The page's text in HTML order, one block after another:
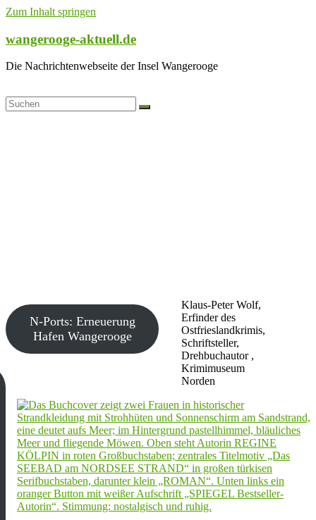
Zum Inhalt springen
wangerooge-aktuell.de
Die Nachrichtenwebseite der Insel Wangerooge
Klaus-Peter Wolf,
Erfinder des
Ostfrieslandkrimis,
Schriftsteller,
Drehbuchautor ,
Krimimuseum
Norden
N-Ports: Erneuerung
Hafen Wangerooge